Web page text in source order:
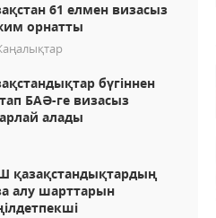
61 елмен визасыз
орнатты
бүгіннен
БАӘ-ге визасыз
алады
қазақстандықтардың
алу шарттарын